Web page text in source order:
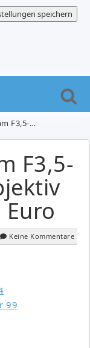
speichern
NIKON für 99 Euro
F3,5-
Keine Kommentare